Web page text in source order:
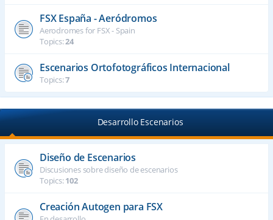
FSX España - Aeródromos
Aerodromes for FSX - Spain
Topics:24
Escenarios Ortofotográficos Internacional
Topics:7
Desarrollo Escenarios
Diseño de Escenarios
Discusiones sobre diseño de escenarios
Topics:102
Creación Autogen para FSX